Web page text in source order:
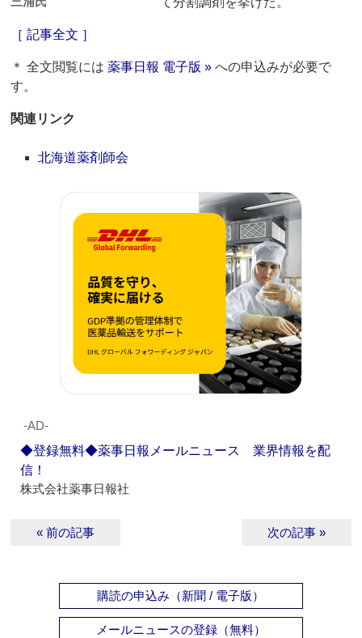
［ 記事全文 ］
＊ 全文閲覧には薬事日報 電子版 » への申込みが必要で
す。
関連リンク
北海道薬剤師会
‐AD‐
◆登録無料◆薬事日報メールニュース 業界情報を配
信！
株式会社薬事日報社
« 前の記事 次の記事 »
購読の申込み（新聞 / 電子版）
メールニュースの登録（無料）